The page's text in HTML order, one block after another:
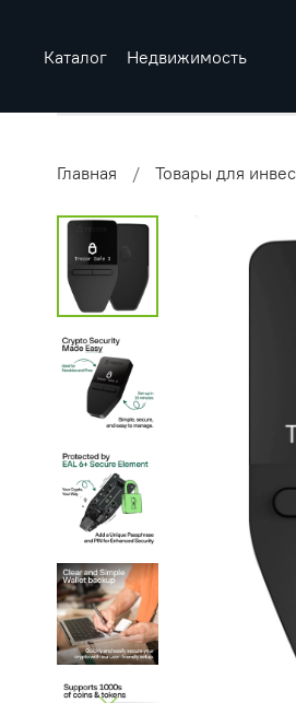
Каталог Недвижимость
Главная Товары для